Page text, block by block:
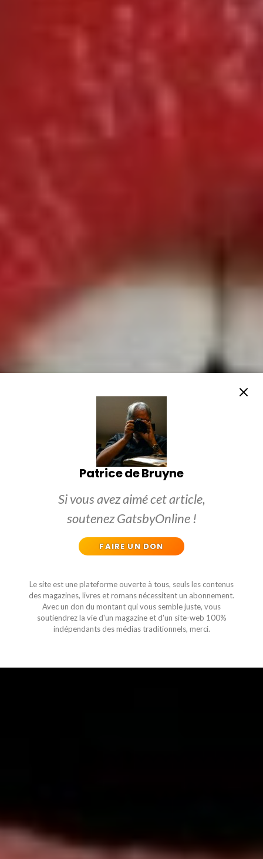
Patrice de Bruyne
Si vous avez aimé cet article,
soutenez GatsbyOnline !
FAIRE UN DON
Le site est une plateforme ouverte à tous, seuls les contenus
des magazines, livres et romans nécessitent un abonnement.
Avec un don du montant qui vous semble juste, vous
soutiendrez la vie d'un magazine et d'un site-web 100%
indépendants des médias traditionnels, merci.